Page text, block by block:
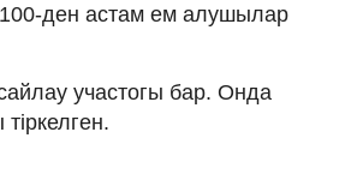
ден астам ем алушылар
участогы бар. Онда